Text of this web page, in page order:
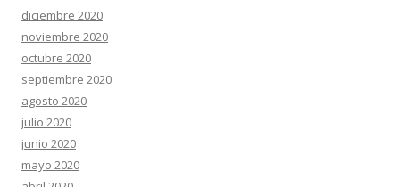
diciembre 2020
noviembre 2020
octubre 2020
septiembre 2020
agosto 2020
julio 2020
junio 2020
mayo 2020